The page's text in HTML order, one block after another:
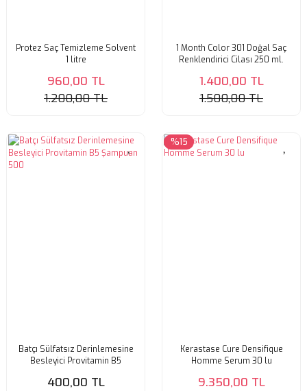
Protez Saç Temizleme Solvent
1 litre
960,00 TL
1.200,00 TL
1 Month Color 301 Doğal Saç
Renklendirici Cilası 250 ml.
1.400,00 TL
1.500,00 TL
Batçı Sülfatsız Derinlemesine
Besleyici Provitamin B5
400,00 TL
%15
Kerastase Cure Densifique
Homme Serum 30 lu
9.350,00 TL